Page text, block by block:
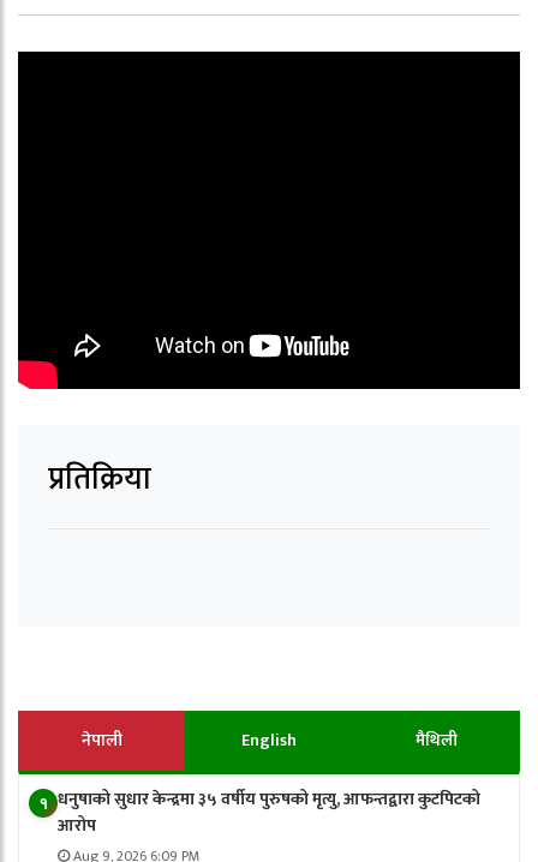
प्रतिक्रिया
नेपाली English मैथिली
१ धनुषाको सुधार केन्द्रमा ३५ वर्षीय पुरुषको मृत्यु, आफन्तद्वारा कुटपिटको
आरोप
Aug 9, 2026 6:09 PM